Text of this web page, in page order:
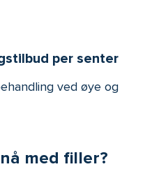
per senter
ved øye og
med filler?